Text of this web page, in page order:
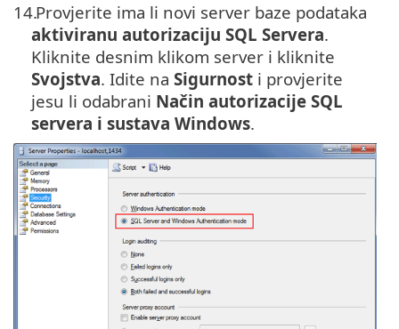
14.Provjerite ima li novi server baze podataka
aktiviranu autorizaciju SQL Servera.
Kliknite desnim klikom server i kliknite
Svojstva. Idite na Sigurnost i provjerite
jesu li odabrani Način autorizacije SQL
servera i sustava Windows.